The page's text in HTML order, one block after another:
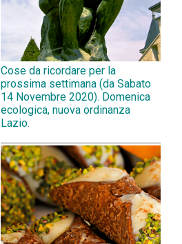
Cose da ricordare per la
prossima settimana (da Sabato
14 Novembre 2020). Domenica
ecologica, nuova ordinanza
Lazio.